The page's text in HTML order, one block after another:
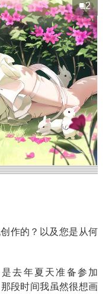
2
作的？以及您是从何
去年夏天准备参加
段时间我虽然很想画